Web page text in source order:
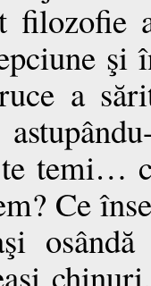
filozofie
şi
a
temi…
Ce